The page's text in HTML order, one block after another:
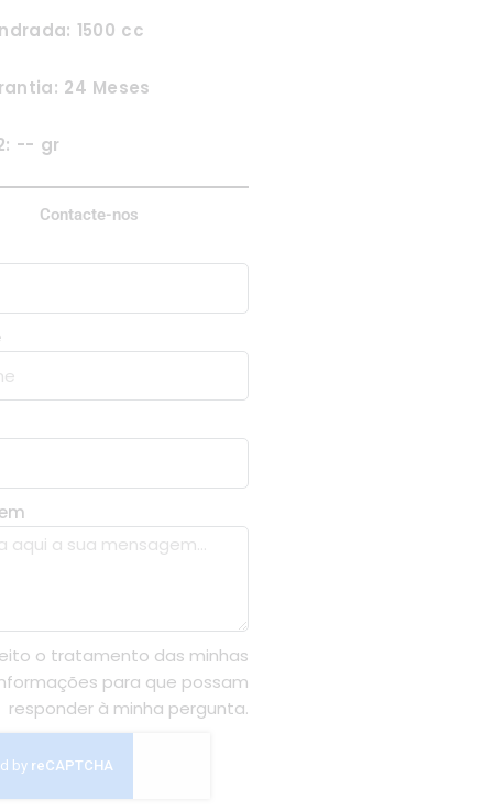
1500 cc
24 Meses
-- gr
Contacte-nos
o tratamento das minhas
para que possam
responder à minha pergunta.